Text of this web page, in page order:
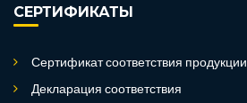
СЕРТИФИКАТЫ
Сертификат соответствия продукции
Декларация соответствия